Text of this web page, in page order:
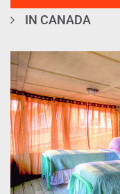
IN CANADA